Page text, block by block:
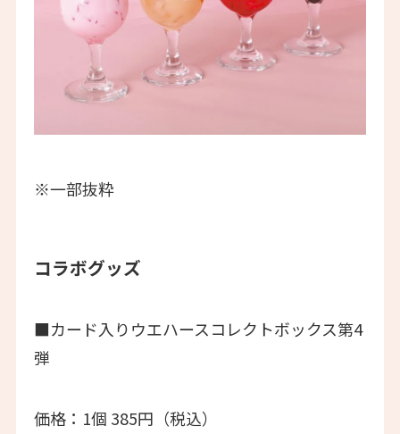
※一部抜粋
コラボグッズ
■カード入りウエハースコレクトボックス第4
弾
価格：1個 385円（税込）